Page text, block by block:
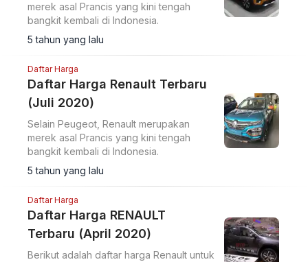
merek asal Prancis yang kini tengah
bangkit kembali di Indonesia.
5 tahun yang lalu
Daftar Harga
Daftar Harga Renault Terbaru
(Juli 2020)
Selain Peugeot, Renault merupakan
merek asal Prancis yang kini tengah
bangkit kembali di Indonesia.
5 tahun yang lalu
Daftar Harga
Daftar Harga RENAULT
Terbaru (April 2020)
Berikut adalah daftar harga Renault untuk